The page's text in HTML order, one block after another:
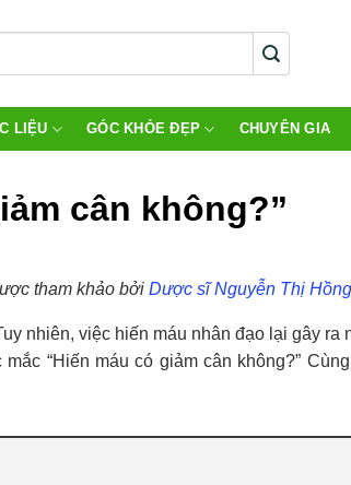
LIỆU GÓC KHỎE ĐẸP CHUYÊN GIA
cân không?”
tham khảo bởi Dược sĩ Nguyễn Thị
nhiên, việc hiến máu nhân đạo lại gây ra
“Hiến máu có giảm cân không?”